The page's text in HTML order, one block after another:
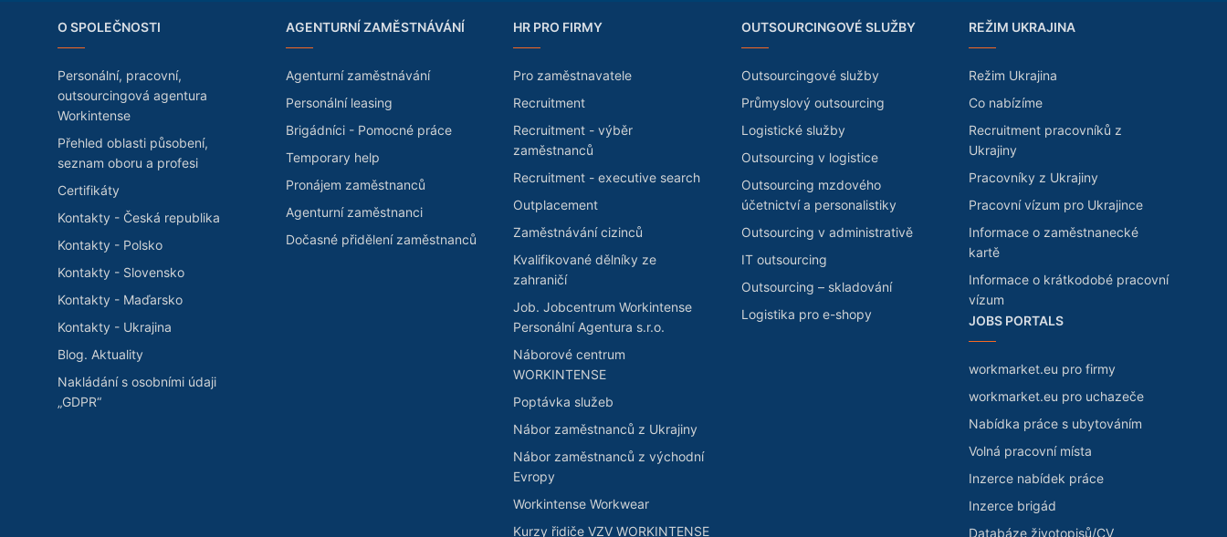
O SPOLEČNOSTI
Personální, pracovní,
outsourcingová agentura
Workintense
Přehled oblasti působení,
seznam oboru a profesi
Certifikáty
Kontakty - Česká republika
Kontakty - Polsko
Kontakty - Slovensko
Kontakty - Maďarsko
Kontakty - Ukrajina
Blog. Aktuality
Nakládání s osobními údaji
„GDPR“
AGENTURNÍ ZAMĚSTNÁVÁNÍ
Agenturní zaměstnávání
Personální leasing
Brigádníci - Pomocné práce
Temporary help
Pronájem zaměstnanců
Agenturní zaměstnanci
Dočasné přidělení zaměstnanců
HR PRO FIRMY
Pro zaměstnavatele
Recruitment
Recruitment - výběr
zaměstnanců
Recruitment - executive search
Outplacement
Zaměstnávání cizinců
Kvalifikované dělníky ze
zahraničí
Job. Jobcentrum Workintense
Personální Agentura s.r.o.
Náborové centrum
WORKINTENSE
Poptávka služeb
Nábor zaměstnanců z Ukrajiny
Nábor zaměstnanců z východní
Evropy
Workintense Workwear
Kurzy řidiče VZV WORKINTENSE
OUTSOURCINGOVÉ SLUŽBY
Outsourcingové služby
Průmyslový outsourcing
Logistické služby
Outsourcing v logistice
Outsourcing mzdového
účetnictví a personalistiky
Outsourcing v administrativě
IT outsourcing
Outsourcing – skladování
Logistika pro e-shopy
REŽIM UKRAJINA
Režim Ukrajina
Co nabízíme
Recruitment pracovníků z
Ukrajiny
Pracovníky z Ukrajiny
Pracovní vízum pro Ukrajince
Informace o zaměstnanecké
kartě
Informace o krátkodobé pracovní
vízum
JOBS PORTALS
workmarket.eu pro firmy
workmarket.eu pro uchazeče
Nabídka práce s ubytováním
Volná pracovní místa
Inzerce nabídek práce
Inzerce brigád
Databáze životopisů/CV